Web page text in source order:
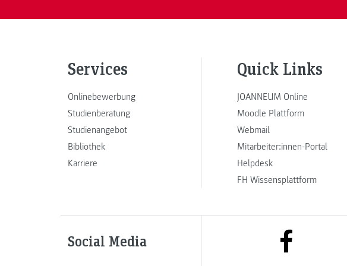
Services
Onlinebewerbung
Studienberatung
Studienangebot
Bibliothek
Karriere
Quick Links
JOANNEUM Online
Moodle Plattform
Webmail
Mitarbeiter:innen-Portal
Helpdesk
FH Wissensplattform
Social Media link to facebook